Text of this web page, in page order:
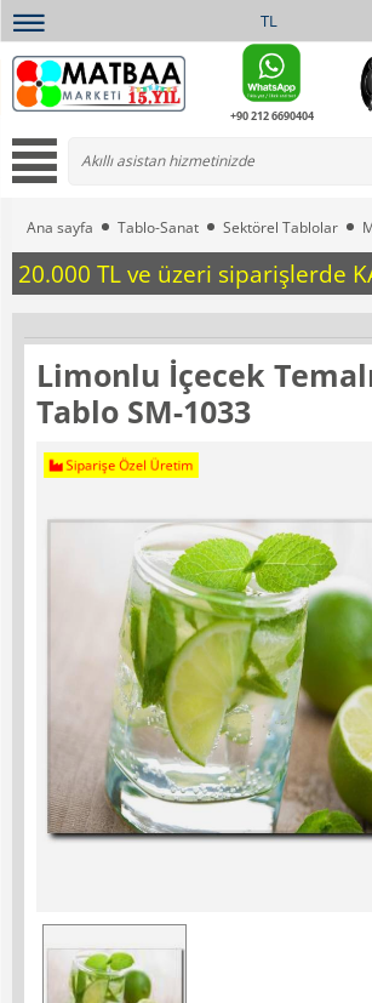
TL
+90 212 6690404
Ana sayfa Tablo-Sanat Sektörel Tablolar
20.000 TL ve üzeri siparişlerde
Limonlu İçecek
Tablo SM-1033
Siparişe Özel Üretim